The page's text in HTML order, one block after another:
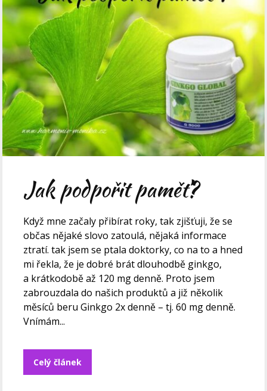
Jak podpořit paměť?
Když mne začaly přibírat roky, tak zjišťuji, že se
občas nějaké slovo zatoulá, nějaká informace
ztratí. tak jsem se ptala doktorky, co na to a hned
mi řekla, že je dobré brát dlouhodbě ginkgo,
a krátkodobě až 120 mg denně. Proto jsem
zabrouzdala do našich produktů a již několik
měsíců beru Ginkgo 2x denně – tj. 60 mg denně.
Vnímám...
Celý článek